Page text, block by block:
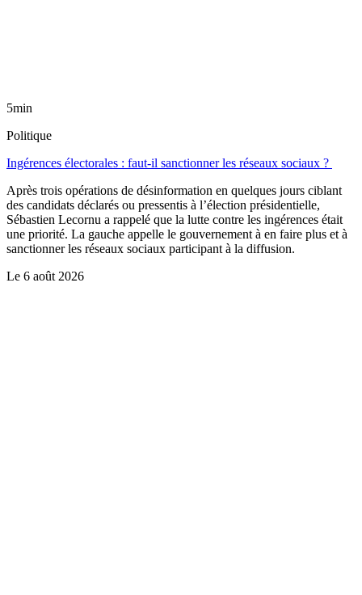
5min
Politique
Ingérences électorales : faut-il sanctionner les réseaux sociaux ?
Après trois opérations de désinformation en quelques jours ciblant
des candidats déclarés ou pressentis à l’élection présidentielle,
Sébastien Lecornu a rappelé que la lutte contre les ingérences était
une priorité. La gauche appelle le gouvernement à en faire plus et à
sanctionner les réseaux sociaux participant à la diffusion.
Le 6 août 2026